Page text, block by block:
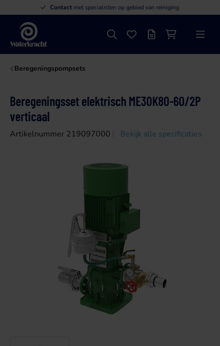
Contact met specialisten op gebied van reiniging
Waterkracht
ZoekenFavorieten
OffertelijstWinkelwagen
Menu
Beregeningspompsets
Beregeningsset elektrisch ME30K80-60/2P
verticaal
Artikelnummer 219097000 Bekijk alle specificaties